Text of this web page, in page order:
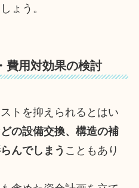
ょう。
費用対効果の検討
トを抑えられるとはい
の設備交換、構造の補
んでしまう こともあり